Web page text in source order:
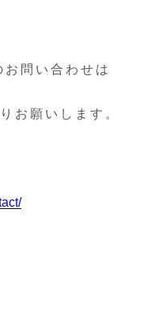
問い合わせは
お願いします。